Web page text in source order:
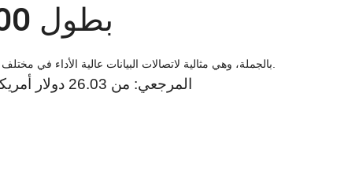
بطول 1000 قدم (305 متر)
سعر FOB المرجعي: من 26.03 دولار أمريكي إلى 180.96 دولار أمريكي